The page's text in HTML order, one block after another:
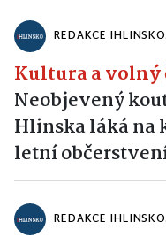
REDAKCE
Kultura a volný
Neobjevený
Hlinska láká na
letní
REDAKCE